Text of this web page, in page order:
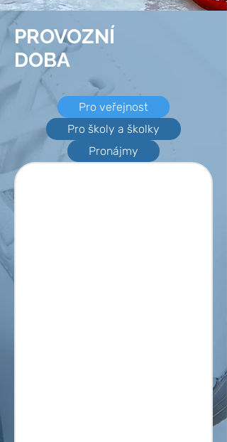
PROVOZNÍ
DOBA
Pro veřejnost
Pro školy a školky
Pronájmy